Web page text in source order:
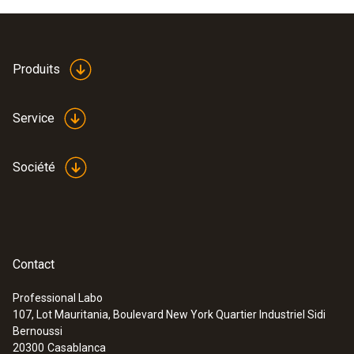
Produits
Service
Société
Contact
Professional Labo
107, Lot Mauritania, Boulevard New York Quartier Industriel Sidi
Bernoussi
20300 Casablanca